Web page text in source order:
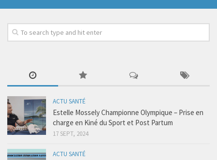
Les Recettes
Programmes Nutrition
Les Diètes Spécifiques
Régime Paléo
Régime Sans Gluten
Régime Végétarien
Mincir au Féminin / au Masculin
Les Programmes Fit
ACTU SANTÉ
Estelle Mossely Championne Olympique – Prise en
charge en Kiné du Sport et Post Partum
17 SEPT, 2024
ACTU SANTÉ